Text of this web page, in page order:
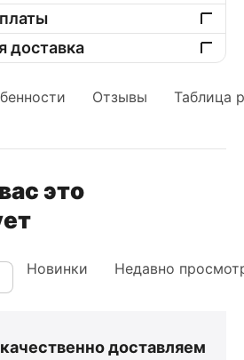
доставка
Отзывы Таблица
это
Новинки Недавно
доставляем